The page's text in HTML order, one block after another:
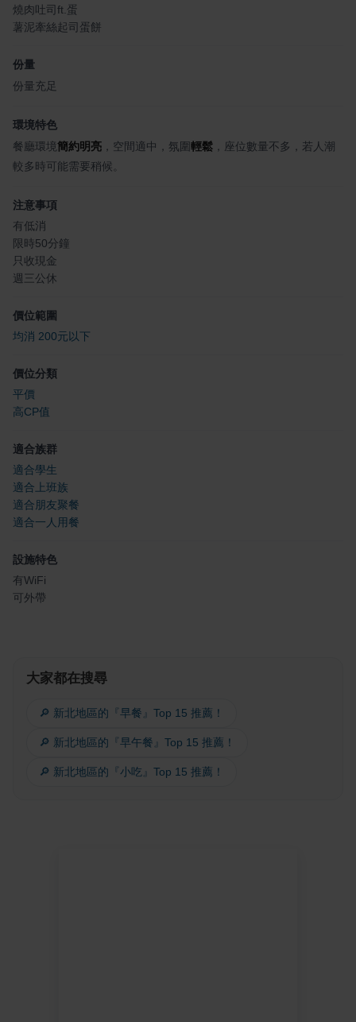
燒肉吐司ft.蛋
薯泥牽絲起司蛋餅
份量
份量充足
環境特色
餐廳環境簡約明亮 ，空間適中，氛圍輕鬆 ，座位數量不多，若人潮
較多時可能需要稍候。
注意事項
有低消
限時50分鐘
只收現金
週三公休
價位範圍
均消 200元以下
價位分類
平價
高CP值
適合族群
適合學生
適合上班族
適合朋友聚餐
適合一人用餐
設施特色
有WiFi
可外帶
大家都在搜尋
🔎 新北地區的『早餐』Top 15 推薦！
🔎 新北地區的『早午餐』Top 15 推薦！
🔎 新北地區的『小吃』Top 15 推薦！